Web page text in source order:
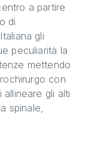
a partire
di
gli
peculiarità la
mettendo
con
gli alti
spinale,